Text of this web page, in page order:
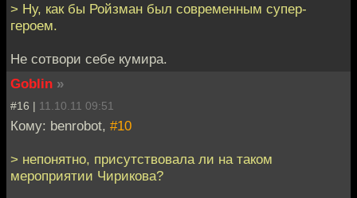
> Ну, как бы Ройзман был современным супер-
героем.
Не сотвори себе кумира.
Goblin »
#16 | 11.10.11 09:51
Кому: benrobot, #10
> непонятно, присутствовала ли на таком
мероприятии Чирикова?